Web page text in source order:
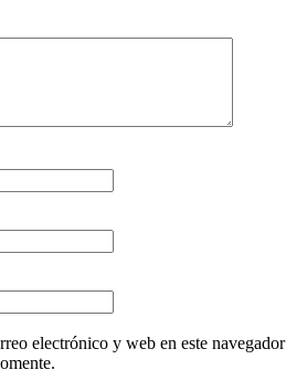
electrónico y web en este navegador